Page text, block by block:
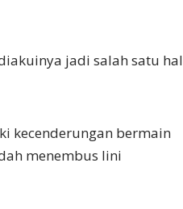
jadi salah satu hal
kecenderungan bermain
menembus lini